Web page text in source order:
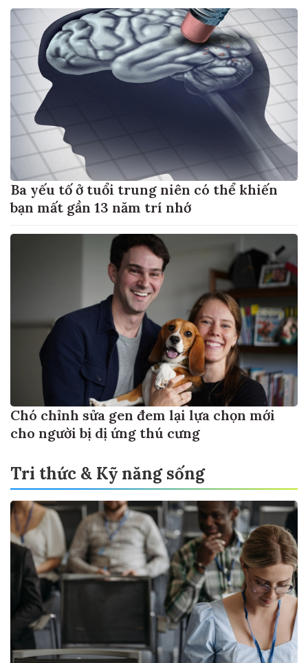
Ba yếu tố ở tuổi trung niên có thể khiến
bạn mất gần 13 năm trí nhớ
Chó chỉnh sửa gen đem lại lựa chọn mới
cho người bị dị ứng thú cưng
Tri thức & Kỹ năng sống